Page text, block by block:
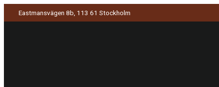
Eastmansvägen 8b, 113 61 Stockholm